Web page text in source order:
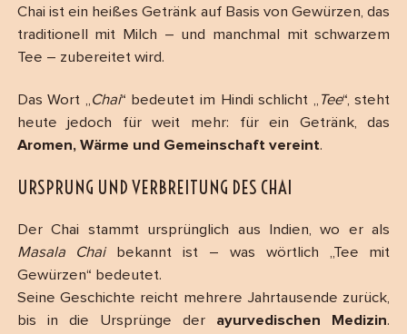
Chai ist ein heißes Getränk auf Basis von Gewürzen, das
traditionell mit Milch – und manchmal mit schwarzem
Tee – zubereitet wird.
Das Wort „Chai“ bedeutet im Hindi schlicht „ Tee“, steht
heute jedoch für weit mehr: für ein Getränk, das
Aromen, Wärme und Gemeinschaft vereint.
URSPRUNG UND VERBREITUNG DES CHAI
Der Chai stammt ursprünglich aus Indien, wo er als
Masala Chaibekannt ist – was wörtlich „Tee mit
Gewürzen“ bedeutet.
Seine Geschichte reicht mehrere Jahrtausende zurück,
bis in die Ursprünge der ayurvedischen Medizin.